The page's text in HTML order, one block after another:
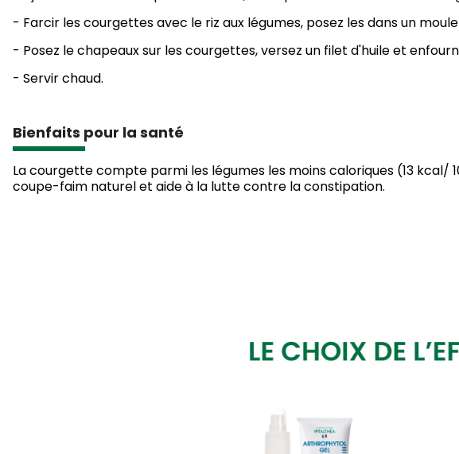
- Farcir les courgettes avec le riz aux légumes, posez les dans un
- Posez le chapeaux sur les courgettes, versez un filet d'huile et
- Servir chaud.
Bienfaits pour la santé
La courgette compte parmi les légumes les moins caloriques (13
coupe-faim naturel et aide à la lutte contre la constipation.